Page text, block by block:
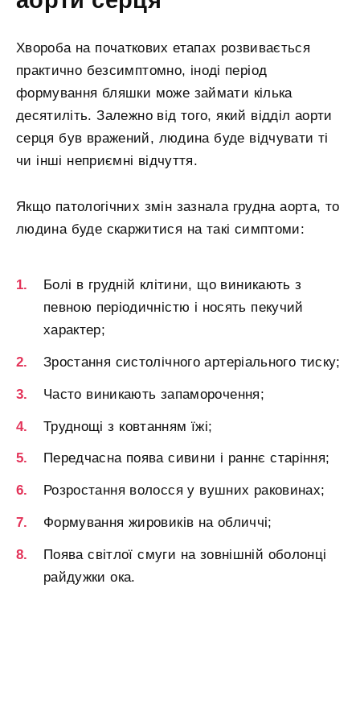
Хвороба на початкових етапах розвивається
практично безсимптомно, іноді період
формування бляшки може займати кілька
десятиліть. Залежно від того, який відділ аорти
серця був вражений, людина буде відчувати ті
чи інші неприємні відчуття.
Якщо патологічних змін зазнала грудна аорта, то
людина буде скаржитися на такі симптоми:
Болі в грудній клітини, що виникають з
певною періодичністю і носять пекучий
характер;
Зростання систолічного артеріального тиску;
Часто виникають запаморочення;
Труднощі з ковтанням їжі;
Передчасна поява сивини і раннє старіння;
Розростання волосся у вушних раковинах;
Формування жировиків на обличчі;
Поява світлої смуги на зовнішній оболонці
райдужки ока.